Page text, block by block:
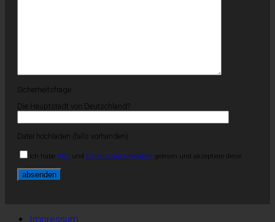
Sicherheitsfrage
Die Hauptstadt von Deutschland?
Datei hochladen (falls vorhanden):
Ich habe AGB und Datenschutzvorgaben gelesen und akzeptiere diese.
Impressum